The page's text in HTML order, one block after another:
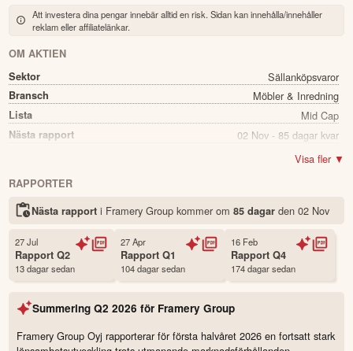
Att investera dina pengar innebär alltid en risk. Sidan kan innehålla/innehåller
reklam eller affiliatelänkar.
OM AKTIEN
Sektor
Sällanköpsvaror
Bransch Möbler & Inredning
Lista Mid Cap
Nästa rapport 02 Nov - 85 dagar kvar
Ja
Namn Framery Group
FRAMERY
Status Noterad
Land
Antal ägare Avanza
Antal ägare Nordnet
5,680 st
Visa fler ▼
RAPPORTER
Nästa rapport i Framery Group kommer om 85 dagarden 02 Nov
27 Jul
RapportQ2
13 dagar sedan
27 Apr
RapportQ1
104 dagar sedan
16 Feb
RapportQ4
174 dagar sedan
Summering Q2 2026 för Framery Group
Framery Group Oyj rapporterar för första halvåret 2026 en fortsatt stark